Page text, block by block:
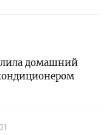
домашний